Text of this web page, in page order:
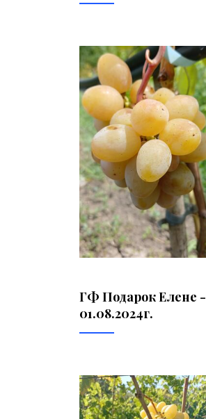
ГФ Подарок Елене -
01.08.2024г.